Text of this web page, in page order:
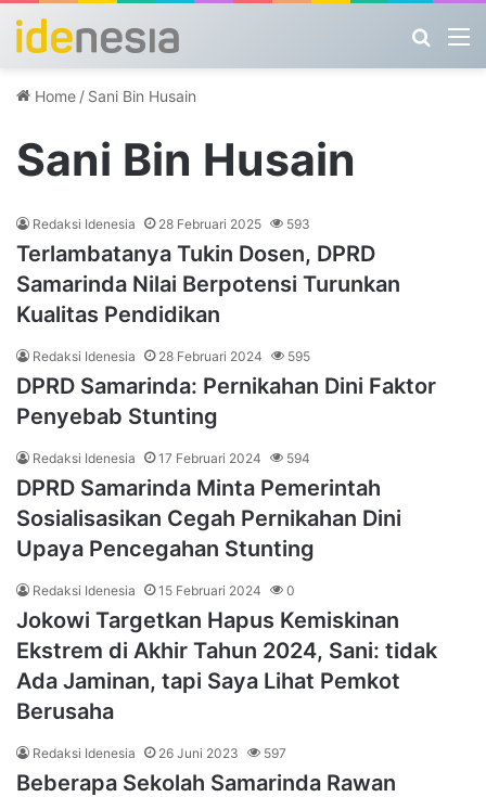
Home / Sani Bin Husain
Sani Bin Husain
Redaksi Idenesia 28 Februari 2025 593
Terlambatanya Tukin Dosen, DPRD
Samarinda Nilai Berpotensi Turunkan
Kualitas Pendidikan
Redaksi Idenesia 28 Februari 2024 595
DPRD Samarinda: Pernikahan Dini Faktor
Penyebab Stunting
Redaksi Idenesia 17 Februari 2024 594
DPRD Samarinda Minta Pemerintah
Sosialisasikan Cegah Pernikahan Dini
Upaya Pencegahan Stunting
Redaksi Idenesia 15 Februari 2024 0
Jokowi Targetkan Hapus Kemiskinan
Ekstrem di Akhir Tahun 2024, Sani: tidak
Ada Jaminan, tapi Saya Lihat Pemkot
Berusaha
Redaksi Idenesia 26 Juni 2023 597
Beberapa Sekolah Samarinda Rawan